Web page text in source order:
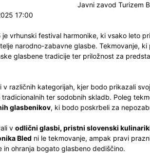
17:00
Javni zavod Turizem
je vrhunski festival harmonike, ki vsako leto
narodno-zabavne glasbe. Tekmovanje,
glasbene tradicije ter priložnost za
v različnih kategorijah, kjer bodo prikazali
ter sodobnih skladb. Poleg
glasbenikov, ki bodo poskrbeli za
v odlični glasbi, pristni slovenski
Bled ni le tekmovanje, ampak pravi
in ohranja bogato glasbeno dediščino.